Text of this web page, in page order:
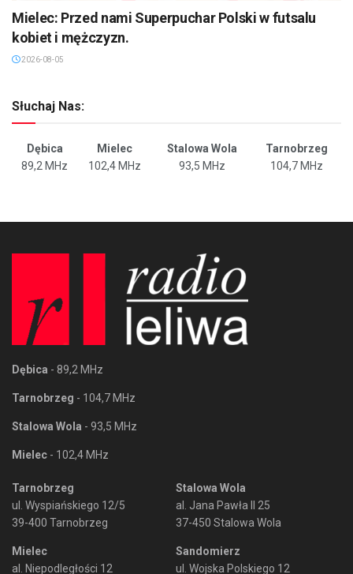
Mielec: Przed nami Superpuchar Polski w futsalu
kobiet i mężczyzn.
2026-08-05
Słuchaj Nas:
Dębica Mielec Stalowa Wola
Tarnobrzeg
89,2 MHz
102,4 MHz 93,5 MHz 104,7 MHz
Dębica - 89,2 MHz
Tarnobrzeg - 104,7 MHz
Stalowa Wola - 93,5 MHz
Mielec - 102,4 MHz
Tarnobrzeg
ul. Wyspiańskiego 12/5
39-400 Tarnobrzeg
Mielec
al. Niepodległości 12
Stalowa Wola
al. Jana Pawła II 25
37-450 Stalowa Wola
Sandomierz
ul. Wojska Polskiego 12